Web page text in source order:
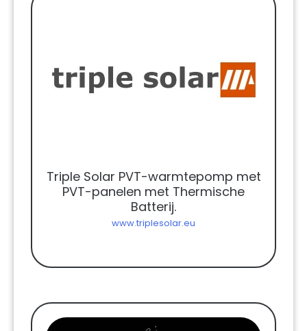
Triple Solar PVT-warmtepomp met
PVT-panelen met Thermische
Batterij.
www.triplesolar.eu